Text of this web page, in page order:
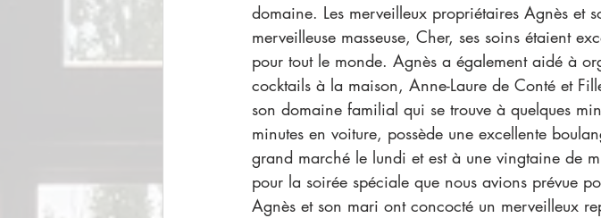
domaine. Les merveilleux propriétaires Agnès et
merveilleuse masseuse, Cher, ses soins étaient
pour tout le monde. Agnès a également aidé à
cocktails à la maison, Anne-Laure de Conté et
son domaine familial qui se trouve à quelques
minutes en voiture, possède une excellente
grand marché le lundi et est à une vingtaine de
pour la soirée spéciale que nous avions prévue
Agnès et son mari ont concocté un merveilleux